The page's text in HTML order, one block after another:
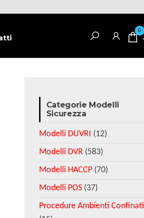
0
Categorie Modelli
Sicurezza
Modelli DUVRI (12)
Modelli DVR (583)
Modelli HACCP (70)
Modelli POS (37)
Procedure Ambienti Confinati